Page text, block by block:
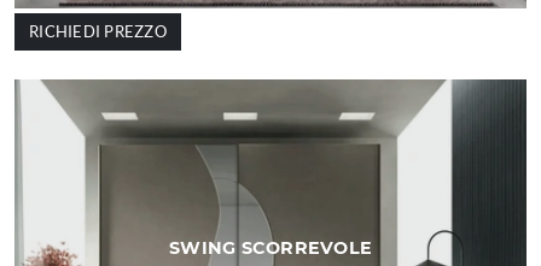
RICHIEDI PREZZO
SWING SCORREVOLE